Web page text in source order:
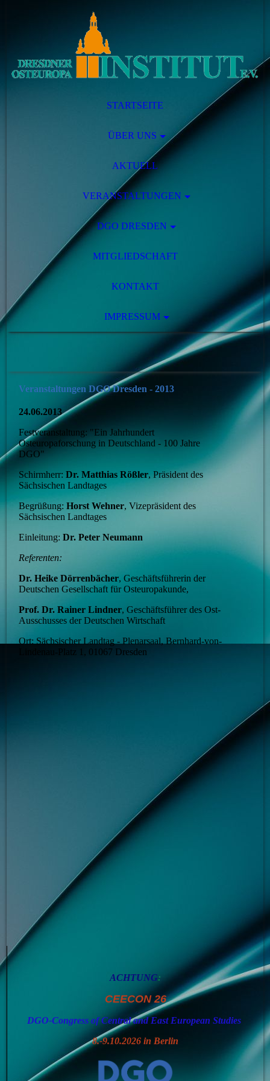
STARTSEITE
ÜBER UNS
AKTUELL
VERANSTALTUNGEN
DGO DRESDEN
MITGLIEDSCHAFT
KONTAKT
IMPRESSUM
Veranstaltungen DGO Dresden - 2013
24.06.2013
Festveranstaltung: "Ein Jahrhundert
Osteuropaforschung in Deutschland - 100 Jahre
DGO"
Schirmherr: Dr. Matthias Rößler, Präsident des
Sächsischen Landtages
Begrüßung:Horst Wehner, Vizepräsident des
Sächsischen Landtages
Einleitung: Dr. Peter Neumann
Referenten:
Dr. Heike Dörrenbächer, Geschäftsführerin der
Deutschen Gesellschaft für Osteuropakunde,
Prof. Dr. Rainer Lindner, Geschäftsführer des Ost-
Ausschusses der Deutschen Wirtschaft
Ort: Sächsischer Landtag - Plenarsaal, Bernhard-von-
Lindenau-Platz 1, 01067 Dresden
ACHTUNG:
CEECON 26
DGO-Congress of Central and East European Studies
8.-9.10.2026 in Berlin